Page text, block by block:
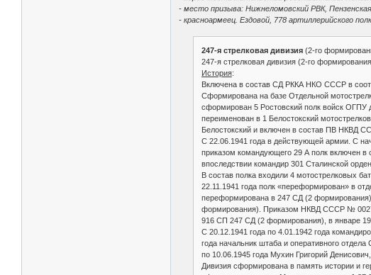
- место призыва: Нижнеломовский РВК,
- красноармеец. Ездовой, 778 артиллерийского
247-я стрелковая дивизия(2-го
247-я стрелковая дивизия (2-го
История:
Включена в состав СД РККА НКО СССР в
Сформирована на базе Отдельной
сформирован 5 Ростовский полк войск ОГПУ
переименован в 1 Белостокский
Белостокский и включен в состав ПВ НКВД
С 22.06.1941 года в действующей армии. С
приказом командующего 29 А полк включен
впоследствии командир 301 Сталинской
В состав полка входили 4 мотострелковых
22.11.1941 года полк «переформирован» в
переформирована в 247 СД (2
формирования). Приказом НКВД СССР №
916 СП 247 СД (2 формирования), в январе
С 20.12.1941 года по 4.01.1942 года
года начальник штаба и оперативного
по 10.06.1945 года Мухин Григорий
Дивизия сформирована в память истории и